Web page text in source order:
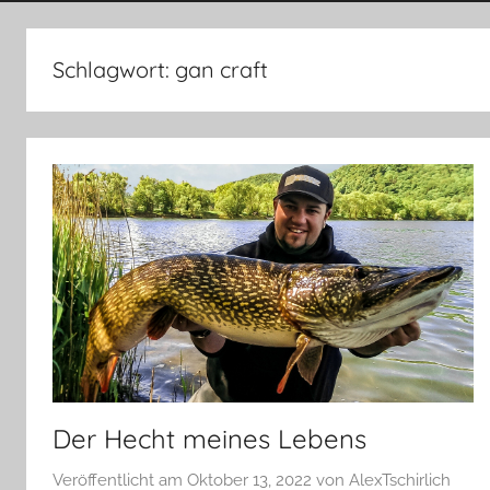
Angelerlebnisse
Schlagwort: gan craft
Der Hecht meines Lebens
Veröffentlicht am Oktober 13, 2022 von AlexTschirlich